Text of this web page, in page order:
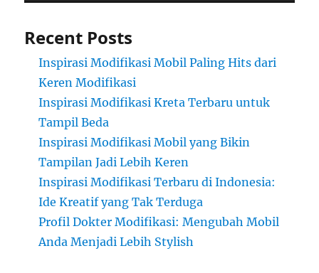
Recent Posts
Inspirasi Modifikasi Mobil Paling Hits dari
Keren Modifikasi
Inspirasi Modifikasi Kreta Terbaru untuk
Tampil Beda
Inspirasi Modifikasi Mobil yang Bikin
Tampilan Jadi Lebih Keren
Inspirasi Modifikasi Terbaru di Indonesia:
Ide Kreatif yang Tak Terduga
Profil Dokter Modifikasi: Mengubah Mobil
Anda Menjadi Lebih Stylish